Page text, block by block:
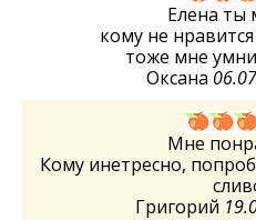
Елена ты
кому не
тоже мне
Оксана
Мне
Кому инетресно,
Григорий